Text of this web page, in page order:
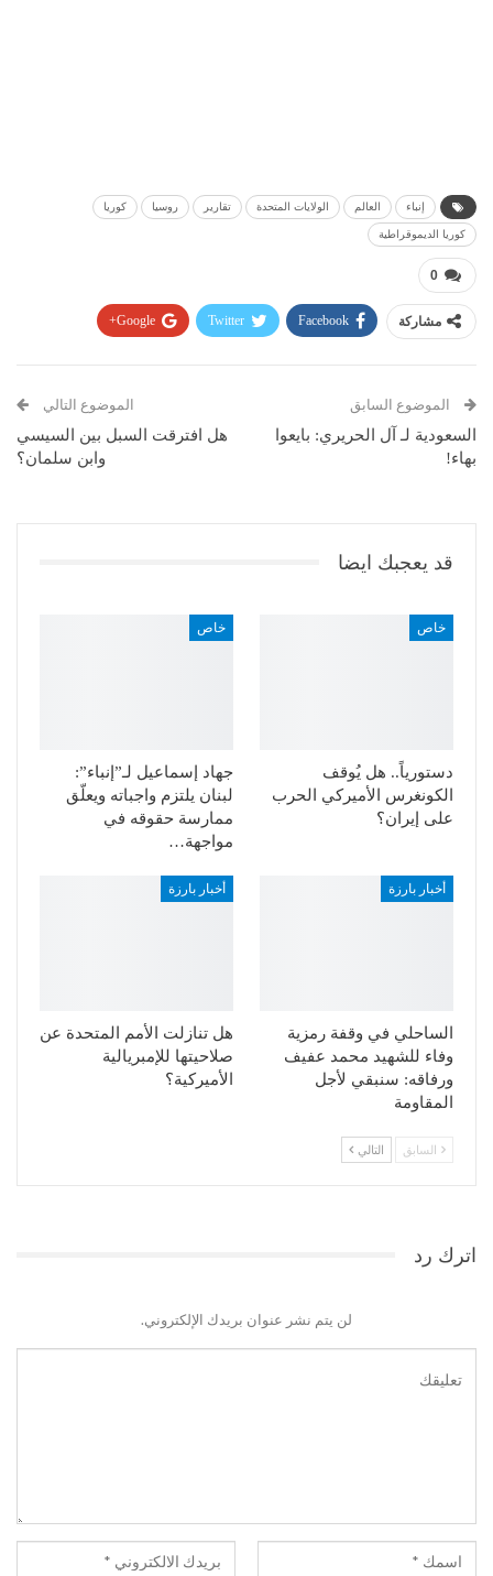
إنباء العالم الولايات المتحدة تقارير روسيا كوريا
كوريا الديموقراطية
0
مشاركة Facebook
Twitter
Google+
البريد الإلكتروني
الموضوع السابق
السعودية لـ آل الحريري: بايعوا
بهاء!
الموضوع التالي
هل افترقت السبل بين السيسي
وابن سلمان؟
قد يعجبك ايضا
خاص
دستورياً.. هل يُوقف
الكونغرس الأميركي الحرب
على إيران؟
خاص
جهاد إسماعيل لـ”إنباء”:
لبنان يلتزم واجباته ويعلّق
ممارسة حقوقه في
مواجهة…
أخبار بارزة
الساحلي في وقفة رمزية
وفاء للشهيد محمد عفيف
ورفاقه: سنبقي لأجل
المقاومة
أخبار بارزة
هل تنازلت الأمم المتحدة عن
صلاحيتها للإمبريالية
الأميركية؟
السابق التالي
اترك رد
لن يتم نشر عنوان بريدك الإلكتروني.